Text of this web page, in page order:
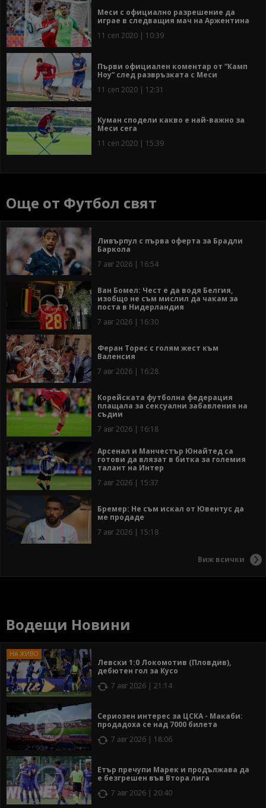
Меси с официално разрешение да
играе в следващия мач на Аржентина
11 сеп 2020 | 10:39
Първи официален коментар от “Камп
Ноу” след развръзката с Меси
11 сеп 2020 | 12:31
Куман сподели какво е най-важно за
Меси сега
11 сеп 2020 | 15:39
Още от Футбол свят
Ливърпул с първа оферта за Брадли
Баркола
7 авг 2026 | 16:54
Ван Бомел: Чест е да водя Белгия,
изобщо не съм мислил да чакам за
поста в Нидерландия
7 авг 2026 | 16:30
Феран Торес с голям жест към
Валенсия
7 авг 2026 | 16:28
Корейската футболна федерация
плащала за сексуални забавления на
съдии
7 авг 2026 | 16:18
Арсенал и Манчестър Юнайтед са
готови да влязат в битка за големия
талант на Интер
7 авг 2026 | 15:37
Бремер: Не съм искал от Ювентус да
ме продаде
7 авг 2026 | 15:18
Виж всички
Водещи Новини
Левски 1:0 Локомотив (Пловдив),
дебютен гол за Кусо
7 авг 2026 | 21:14
Сериозен интерес за ЦСКА - Макаби:
продадоха се над 7000 билета
7 авг 2026 | 18:06
Етър пречупи Марек и продължава да
е безгрешен във Втора лига
7 авг 2026 | 20:40